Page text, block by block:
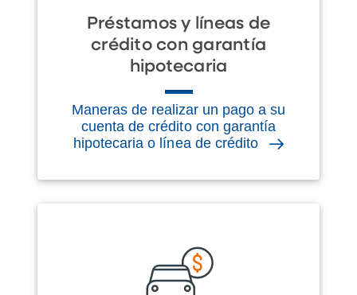
Préstamos y líneas de
crédito con garantía
hipotecaria
Maneras de realizar un pago a su
cuenta de crédito con garantía
hipotecaria o línea de crédito